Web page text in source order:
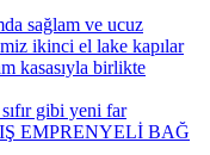
sağlam ve ucuz
ikinci el lake kapılar
kasasıyla birlikte
gibi yeni far
EMPRENYELİ BAĞ